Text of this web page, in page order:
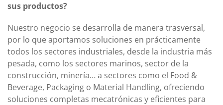
sus productos?
Nuestro negocio se desarrolla de manera trasversal,
por lo que aportamos soluciones en prácticamente
todos los sectores industriales, desde la industria más
pesada, como los sectores marinos, sector de la
construcción, minería… a sectores como el Food &
Beverage, Packaging o Material Handling, ofreciendo
soluciones completas mecatrónicas y eficientes para